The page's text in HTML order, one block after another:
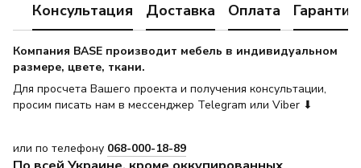
Консультация Доставка Оплата Гарантия
Компания BASE производит мебель в индивидуальном
размере, цвете, ткани.
Для просчета Вашего проекта и получения консультации,
просим писать нам в мессенджер Telegram или Viber ⬇
или по телефону 068-000-18-89